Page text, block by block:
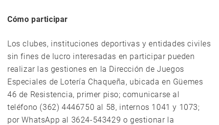
Cómo participar
Los clubes, instituciones deportivas y entidades civiles
sin fines de lucro interesadas en participar pueden
realizar las gestiones en la Dirección de Juegos
Especiales de Lotería Chaqueña, ubicada en Güemes
46 de Resistencia, primer piso; comunicarse al
teléfono (362) 4446750 al 58, internos 1041 y 1073;
por WhatsApp al 3624-543429 o gestionar la